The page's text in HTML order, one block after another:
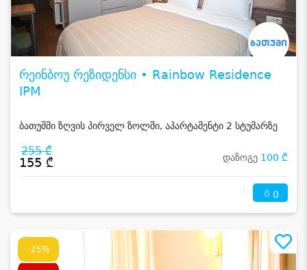
რეინბოუ რეზიდენსი • Rainbow Residence
IPM
ბათუმში ზღვის პირველ ზოლში, აპარტამენტი 2 სტუმარზე
255 ₾
155 ₾ დაზოგე 100 ₾
0
-25%